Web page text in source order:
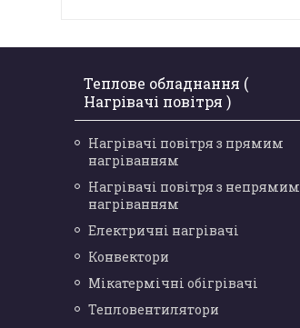
Теплове обладнання (
Нагрівачі повітря )
Нагрівачі повітря з прямим
нагріванням
Нагрівачі повітря з непрямим
нагріванням
Електричні нагрівачі
Конвектори
Мікатермічні обігрівачі
Тепловентилятори